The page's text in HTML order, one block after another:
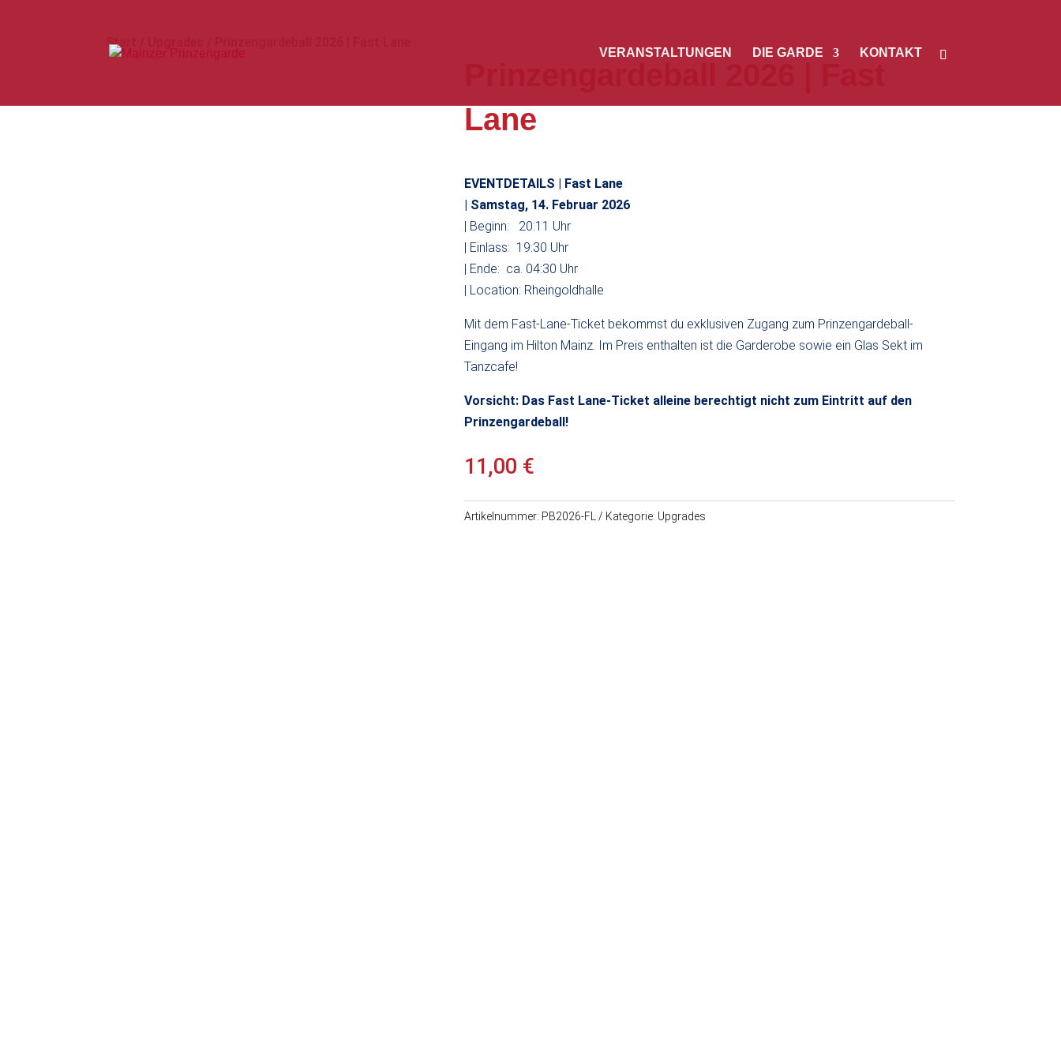
VERANSTALTUNGEN DIE GARDE KONTAKT
Start
Lane
EVENTDETAILS | Fast Lane
| Samstag, 14. Februar 2026
| Beginn: 20:11 Uhr
| Einlass: 19:30 Uhr
| Ende: ca. 04:30 Uhr
| Location: Rheingoldhalle
Mit dem Fast-Lane-Ticket bekommst du exklusiven Zugang zum Prinzengardeball-
Eingang im Hilton Mainz. Im Preis enthalten ist die Garderobe sowie ein Glas Sekt im
Tanzcafe!
Vorsicht: Das Fast Lane-Ticket alleine berechtigt nicht zum Eintritt auf den
Prinzengardeball!
11,00 €
Artikelnummer: PB2026-FL Kategorie: Upgrades